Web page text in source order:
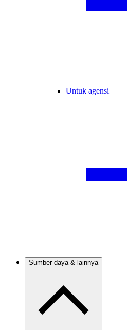
Untuk agensi
Sumber daya & lainnya